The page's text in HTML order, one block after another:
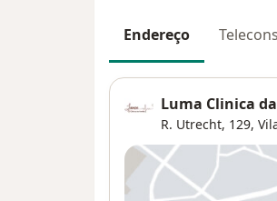
Endereço
Luma Clinica
R. Utrecht, 129,